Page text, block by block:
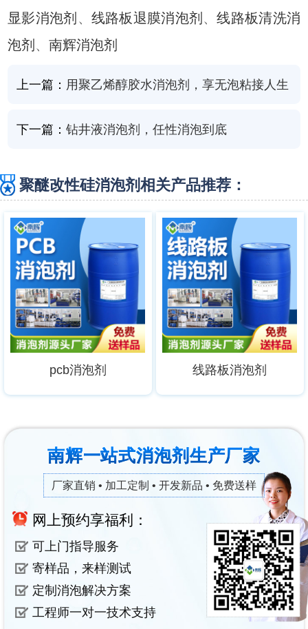
显影消泡剂 、 线路板退膜消泡剂 、线路板清洗消
泡剂 、南辉消泡剂
上一篇： 用聚乙烯醇胶水消泡剂，享无泡粘接人生
下一篇： 钻井液消泡剂，任性消泡到底
聚醚改性硅消泡剂相关产品推荐：
pcb消泡剂 线路板消泡剂
南辉一站式消泡剂生产厂家
厂家直销 • 加工定制 • 开发新品 • 免费送样
网上预约享福利：
可上门指导服务
寄样品，来样测试
定制消泡解决方案
工程师一对一技术支持